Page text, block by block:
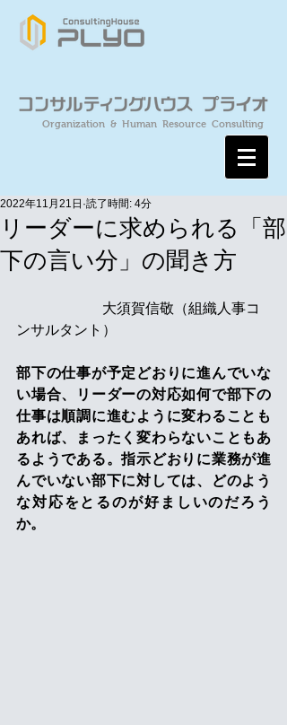
Organization & Human Resource Consulting
リーダーに求められる「部
下の言い分」の聞き方
2022年11月21日 読了時間: 4分
大須賀信敬（組織人事コ
ンサルタント）
部下の仕事が予定どおりに進んでいな
い場合、リーダーの対応如何で部下の
仕事は順調に進むように変わることも
あれば、まったく変わらないこともあ
るようである。指示どおりに業務が進
んでいない部下に対しては、どのよう
な対応をとるのが好ましいのだろう
か。